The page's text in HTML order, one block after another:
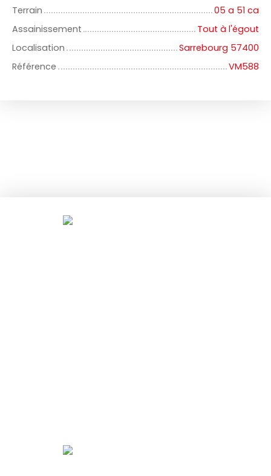
Terrain
05 a 51 ca
Assainissement
Tout à l'égout
Localisation
Sarrebourg 57400
Référence
VM588